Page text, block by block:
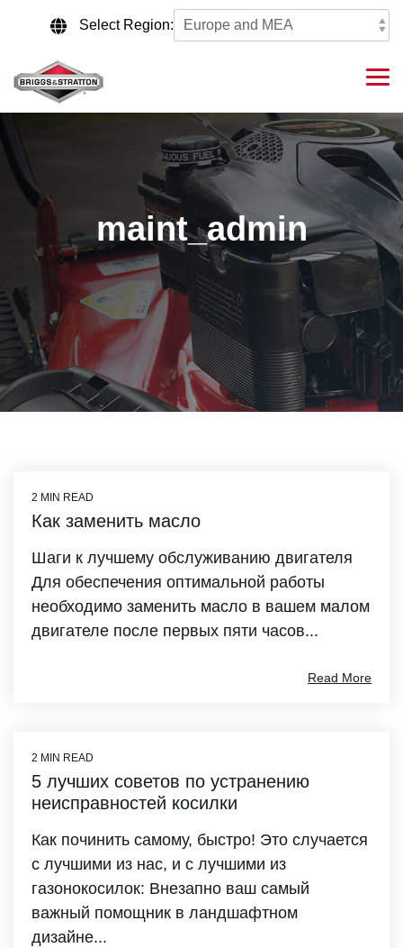
content.
Select Region:
maint_admin
2 MIN READ
Как заменить масло
Шаги к лучшему обслуживанию двигателя
Для обеспечения оптимальной работы
необходимо заменить масло в вашем малом
двигателе после первых пяти часов...
Read More
2 MIN READ
5 лучших советов по устранению
неисправностей косилки
Как починить самому, быстро! Это случается
с лучшими из нас, и с лучшими из
газонокосилок: Внезапно ваш самый
важный помощник в ландшафтном
дизайне...